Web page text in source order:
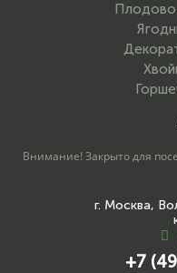
Внимание! Закрыто для
г. Москва,
+7